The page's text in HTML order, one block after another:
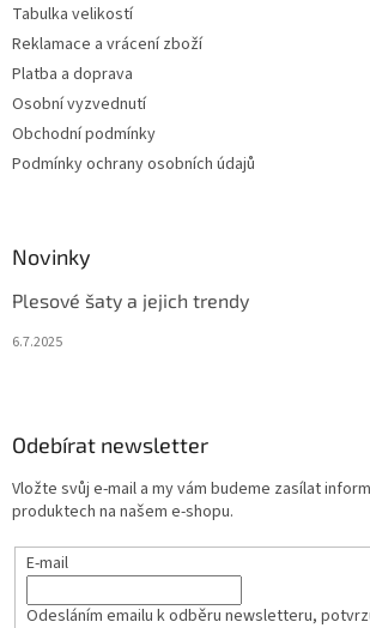
Tabulka velikostí
Reklamace a vrácení zboží
Platba a doprava
Osobní vyzvednutí
Obchodní podmínky
Podmínky ochrany osobních údajů
Novinky
Plesové šaty a jejich trendy
6.7.2025
Odebírat newsletter
Vložte svůj e-mail a my vám budeme zasílat
produktech na našem e-shopu.
E-mail
Odesláním emailu k odběru newsletteru,